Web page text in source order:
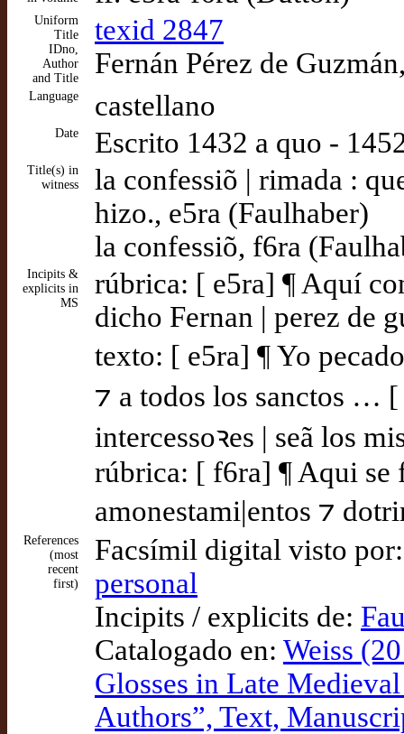
Uniform
Title
IDno,
Author
and Title
texid 2847
Fernán Pérez de
Language castellano
Date Escrito 1432 a quo -
Title(s) in
witness
la confessiõ | rimada :
hizo., e5ra (Faulhaber)
la confessiõ, f6ra
Incipits &
explicits in
MS
rúbrica: [ e5ra] ¶ Aquí
dicho Fernan | perez de
texto: [ e5ra] ¶ Yo
⁊ a todos los sanctos …
intercessoꝛes | seã los
rúbrica: [ f6ra] ¶ Aqui se
amonestami|entos ⁊
References
(most
recent
first)
Facsímil digital visto
personal
Incipits / explicits de:
Catalogado en: Weiss
Glosses in Late
Authors”, Text,